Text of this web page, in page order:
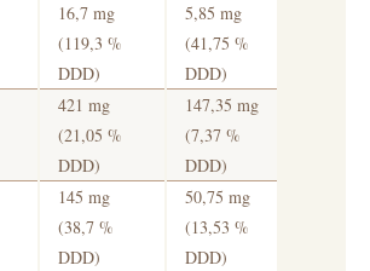
16,7 mg
(119,3 %
DDD)
5,85 mg
(41,75 %
DDD)
421 mg
(21,05 %
DDD)
147,35 mg
(7,37 %
DDD)
145 mg
(38,7 %
DDD)
50,75 mg
(13,53 %
DDD)